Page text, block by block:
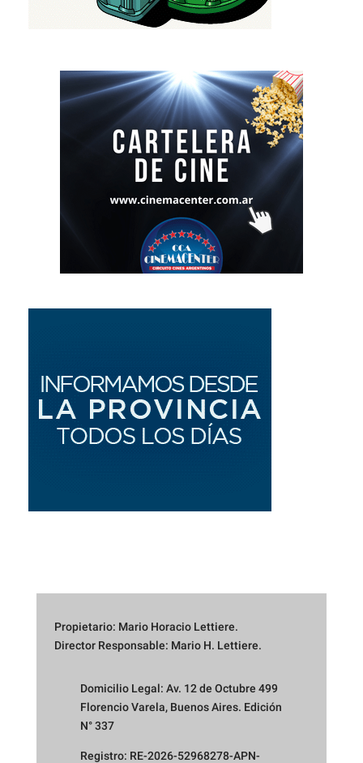
Propietario: Mario Horacio Lettiere.
Director Responsable: Mario H. Lettiere.
Domicilio Legal: Av. 12 de Octubre 499
Florencio Varela, Buenos Aires. Edición
N° 337
Registro: RE-2026-52968278-APN-